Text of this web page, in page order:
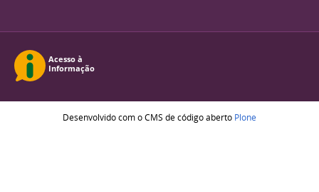
Desenvolvido com o CMS de código aberto Plone